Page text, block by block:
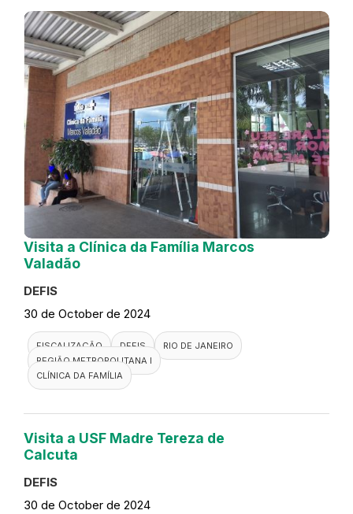
Visita a Clínica da Família Marcos
Valadão
DEFIS
30 de October de 2024
FISCALIZAÇÃO DEFIS
RIO DE JANEIRO
REGIÃO METROPOLITANA I
CLÍNICA DA FAMÍLIA
Visita a USF Madre Tereza de
Calcuta
DEFIS
30 de October de 2024